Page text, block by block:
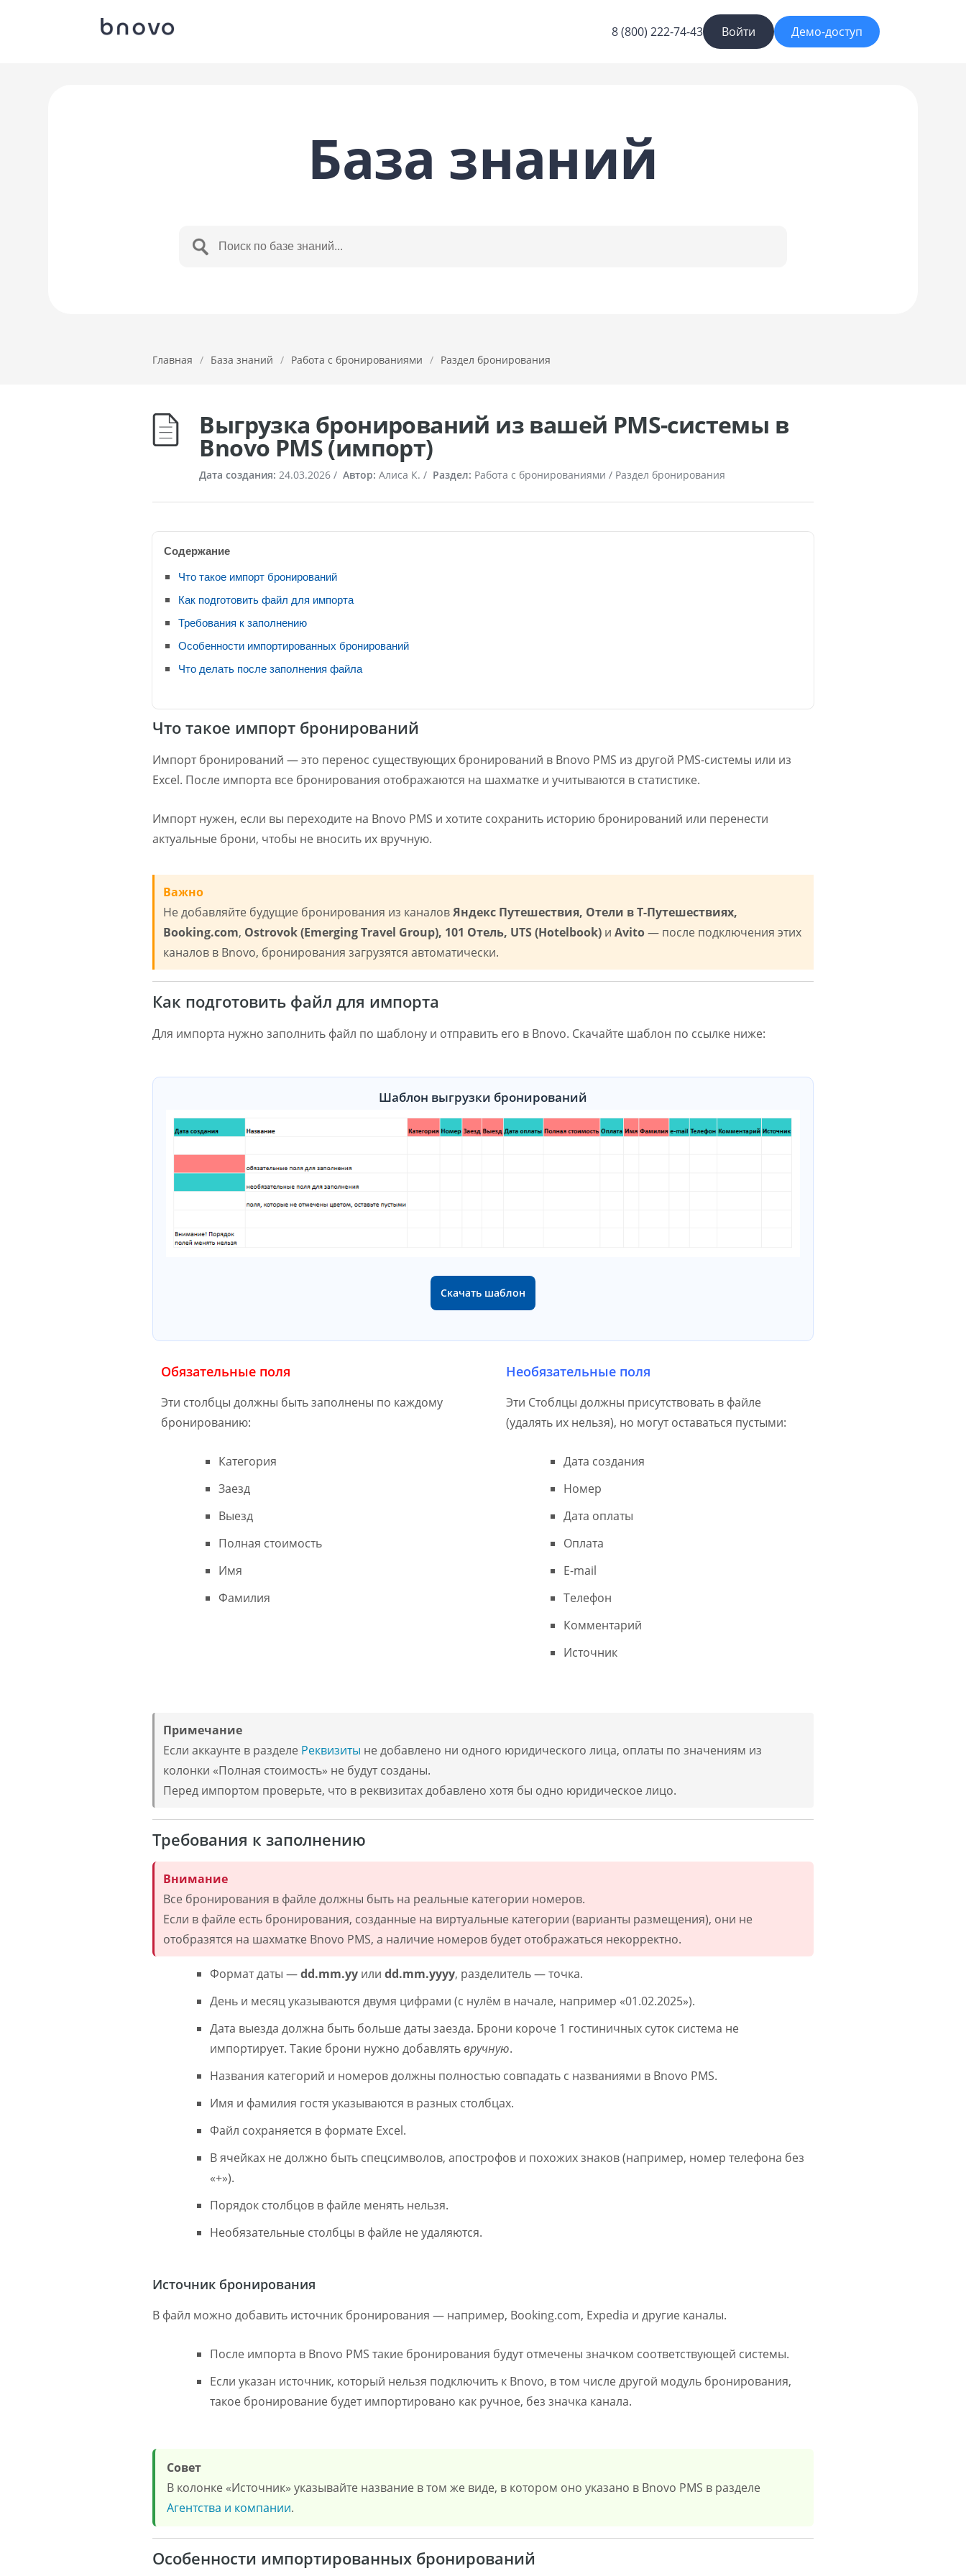
8 (800) 222-74-43 Войти Демо-доступ
База знаний
Главная / База знаний / Работа с бронированиями / Раздел бронирования
Выгрузка бронирований из вашей PMS-системы в
Bnovo PMS (импорт)
Дата создания:24.03.2026 / Автор:Алиса К. / Раздел: Работа с бронированиями / Раздел бронирования
Содержание
Что такое импорт бронирований
Как подготовить файл для импорта
Требования к заполнению
Особенности импортированных бронирований
Что делать после заполнения файла
Что такое импорт бронирований
Импорт бронирований — это перенос существующих бронирований в Bnovo PMS из другой PMS-системы или из
Excel. После импорта все бронирования отображаются на шахматке и учитываются в статистике.
Импорт нужен, если вы переходите на Bnovo PMS и хотите сохранить историю бронирований или перенести
актуальные брони, чтобы не вносить их вручную.
Важно
Не добавляйте будущие бронирования из каналовЯндекс Путешествия, Отели в Т-Путешествиях,
Booking.com, Ostrovok (Emerging Travel Group), 101 Отель, UTS (Hotelbook) иAvito— после подключения этих
каналов в Bnovo, бронирования загрузятся автоматически.
Как подготовить файл для импорта
Для импорта нужно заполнить файл по шаблону и отправить его в Bnovo. Скачайте шаблон по ссылке ниже:
Шаблон выгрузки бронирований
Скачать шаблон
Обязательные поля
Эти столбцы должны быть заполнены по каждому
бронированию:
Категория
Заезд
Выезд
Полная стоимость
Имя
Фамилия
Необязательные поля
Эти Стоблцы должны присутствовать в файле
(удалять их нельзя), но могут оставаться пустыми:
Дата создания
Номер
Дата оплаты
Оплата
E-mail
Телефон
Комментарий
Источник
Примечание
Если аккаунте в разделе Реквизиты не добавлено ни одного юридического лица, оплаты по значениям из
колонки «Полная стоимость» не будут созданы.
Перед импортом проверьте, что в реквизитах добавлено хотя бы одно юридическое лицо.
Требования к заполнению
Внимание
Все бронирования в файле должны быть на реальные категории номеров.
Если в файле есть бронирования, созданные на виртуальные категории (варианты размещения), они не
отобразятся на шахматке Bnovo PMS, а наличие номеров будет отображаться некорректно.
Формат даты —dd.mm.yy илиdd.mm.yyyy, разделитель — точка.
День и месяц указываются двумя цифрами (с нулём в начале, например «01.02.2025»).
Дата выезда должна быть больше даты заезда. Брони короче 1 гостиничных суток система не
импортирует. Такие брони нужно добавлятьвручную.
Названия категорий и номеров должны полностью совпадать с названиями в Bnovo PMS.
Имя и фамилия гостя указываются в разных столбцах.
Файл сохраняется в формате Excel.
В ячейках не должно быть спецсимволов, апострофов и похожих знаков (например, номер телефона без
«+»).
Порядок столбцов в файле менять нельзя.
Необязательные столбцы в файле не удаляются.
Источник бронирования
В файл можно добавить источник бронирования — например, Booking.com, Expedia и другие каналы.
После импорта в Bnovo PMS такие бронирования будут отмечены значком соответствующей системы.
Если указан источник, который нельзя подключить к Bnovo, в том числе другой модуль бронирования,
такое бронирование будет импортировано как ручное, без значка канала.
Совет
В колонке «Источник» указывайте название в том же виде, в котором оно указано в Bnovo PMS в разделе
Агентства и компании.
Особенности импортированных бронирований